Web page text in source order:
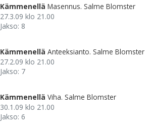
Kämmenellä Masennus. Salme Blomster
27.3.09 klo 21.00
Jakso: 8
Kämmenellä Anteeksianto. Salme Blomster
27.2.09 klo 21.00
Jakso: 7
Kämmenellä Viha. Salme Blomster
30.1.09 klo 21.00
Jakso: 6